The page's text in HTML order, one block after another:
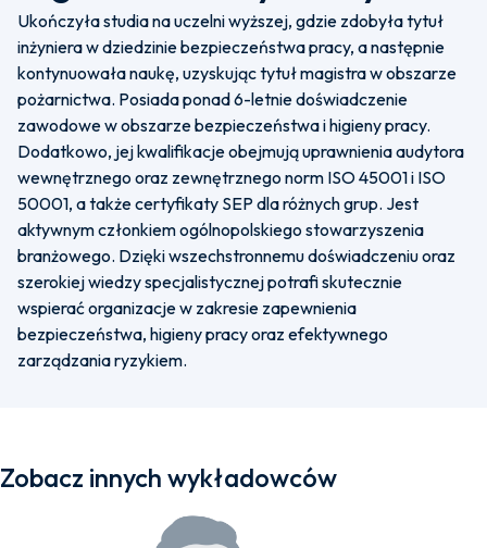
Ukończyła studia na uczelni wyższej, gdzie zdobyła tytuł
inżyniera w dziedzinie bezpieczeństwa pracy, a następnie
kontynuowała naukę, uzyskując tytuł magistra w obszarze
pożarnictwa. Posiada ponad 6-letnie doświadczenie
zawodowe w obszarze bezpieczeństwa i higieny pracy.
Dodatkowo, jej kwalifikacje obejmują uprawnienia audytora
wewnętrznego oraz zewnętrznego norm ISO 45001 i ISO
50001, a także certyfikaty SEP dla różnych grup. Jest
aktywnym członkiem ogólnopolskiego stowarzyszenia
branżowego. Dzięki wszechstronnemu doświadczeniu oraz
szerokiej wiedzy specjalistycznej potrafi skutecznie
wspierać organizacje w zakresie zapewnienia
bezpieczeństwa, higieny pracy oraz efektywnego
zarządzania ryzykiem.
Zobacz innych wykładowców